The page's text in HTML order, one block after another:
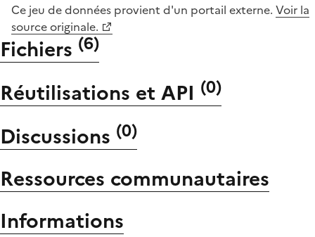
Ce jeu de données provient d'un portail externe. Voir la
source originale.
Fichiers (6)
Réutilisations et API (0)
Discussions (0)
Ressources communautaires
Informations